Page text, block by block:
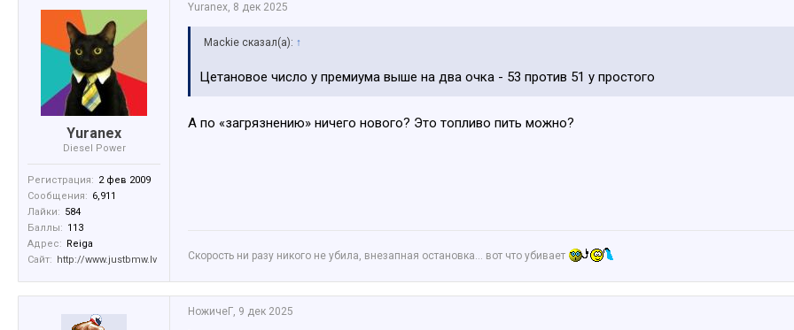
Yuranex
Diesel Power
Регистрация: 2 фев 2009
Сообщения: 6,911
Лайки: 584
Баллы: 113
Адрес:
Reiga
Сайт:
http://www.justbmw.lv
Yuranex, 8 дек 2025
Mackie сказал(а): ↑
Цетановое число у премиума выше на два очка - 53 против 51 у простого
А по «загрязнению» ничего нового? Это топливо пить можно?
Скорость ни разу никого не убила, внезапная остановка… вот что убивает
НожичеГ, 9 дек 2025